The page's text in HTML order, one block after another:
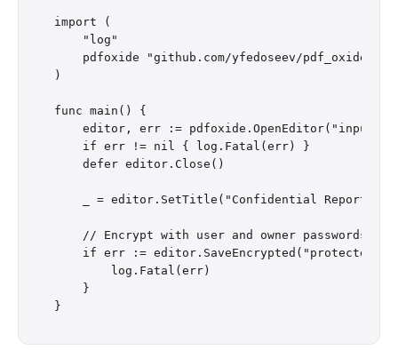
import (
    "log"
    pdfoxide "github.com/yfedoseev/pdf_oxide/go"
)
func main() {
editor, err :=
    if err != nil { log.Fatal(err) }
    defer editor.Close()
    _ = editor.SetTitle("Confidential Report")
// Encrypt with user and owner passwords
if err :=
        log.Fatal(err)
    }